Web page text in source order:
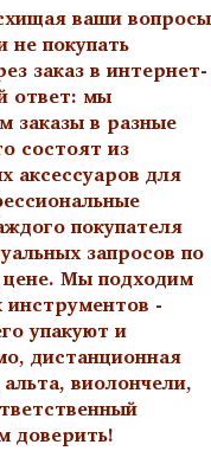
ваши вопросы
не покупать
заказ в интернет-
ответ: мы
заказы в разные
состоят из
аксессуаров для
покупателя
запросов по
Мы подходим
инструментов -
упакуют и
дистанционная
виолончели,
доверить!